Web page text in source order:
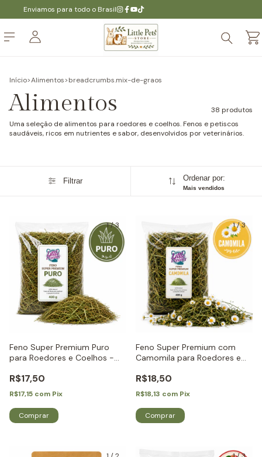
Enviamos para todo o Brasil
Início>Alimentos>breadcrumbs.mix-de-graos
Alimentos
38 produtos
Uma seleção de alimentos para roedores e coelhos. Fenos e petiscos
saudáveis, ricos em nutrientes e sabor, desenvolvidos por veterinários.
Filtrar Ordenar por:
Mais vendidos
1/3
Feno Super Premium Puro
para Roedores e Coelhos -
R$17,50
R$17,15 com Pix
1/3
Feno Super Premium com
Camomila para Roedores e
R$18,50
R$18,13 com Pix